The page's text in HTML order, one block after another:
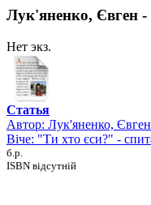
Лук'яненко, Євген -
Нет экз.
Статья
Автор: Лук'яненко, Євген
Віче: "Ти хто єси?" -
б.р.
ISBN відсутній